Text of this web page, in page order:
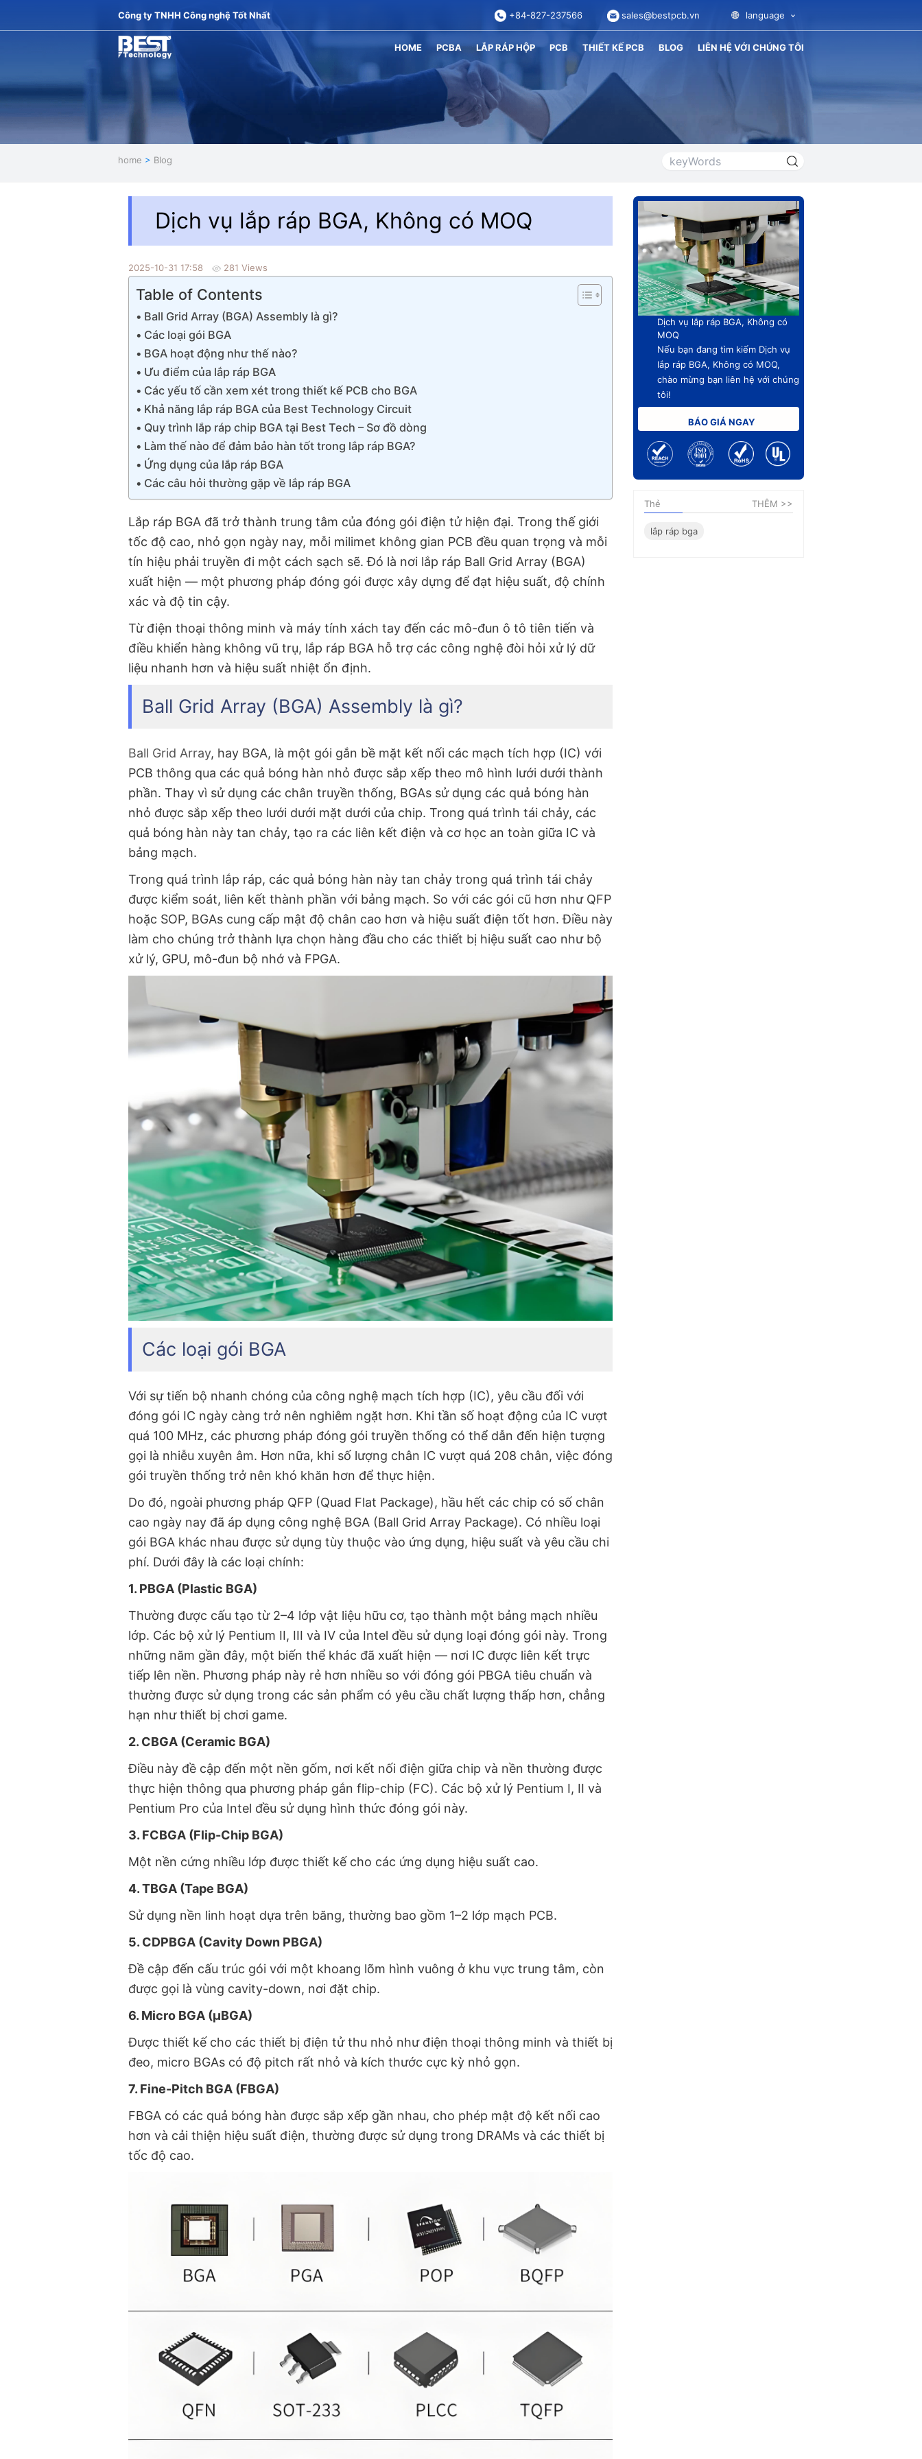
Công ty TNHH Công nghệ Tốt Nhất +84-827-237566 sales@bestpcb.vn language
HOME PCBA LẮP RÁP HỘP PCB THIẾT KẾ PCB BLOG LIÊN HỆ VỚI CHÚNG TÔI
home > Blog
Dịch vụ lắp ráp BGA, Không có MOQ
2025-10-31 17:58 281 Views
Table of Contents
Ball Grid Array (BGA) Assembly là gì?
Các loại gói BGA
BGA hoạt động như thế nào?
Ưu điểm của lắp ráp BGA
Các yếu tố cần xem xét trong thiết kế PCB cho BGA
Khả năng lắp ráp BGA của Best Technology Circuit
Quy trình lắp ráp chip BGA tại Best Tech – Sơ đồ dòng
Làm thế nào để đảm bảo hàn tốt trong lắp ráp BGA?
Ứng dụng của lắp ráp BGA
Các câu hỏi thường gặp về lắp ráp BGA
Lắp ráp BGA đã trở thành trung tâm của đóng gói điện tử hiện đại. Trong thế giới
tốc độ cao, nhỏ gọn ngày nay, mỗi milimet không gian PCB đều quan trọng và mỗi
tín hiệu phải truyền đi một cách sạch sẽ. Đó là nơi lắp ráp Ball Grid Array (BGA)
xuất hiện — một phương pháp đóng gói được xây dựng để đạt hiệu suất, độ chính
xác và độ tin cậy.
Từ điện thoại thông minh và máy tính xách tay đến các mô-đun ô tô tiên tiến và
điều khiển hàng không vũ trụ, lắp ráp BGA hỗ trợ các công nghệ đòi hỏi xử lý dữ
liệu nhanh hơn và hiệu suất nhiệt ổn định.
Ball Grid Array (BGA) Assembly là gì?
Ball Grid Array, hay BGA, là một gói gắn bề mặt kết nối các mạch tích hợp (IC) với
PCB thông qua các quả bóng hàn nhỏ được sắp xếp theo mô hình lưới dưới thành
phần. Thay vì sử dụng các chân truyền thống, BGAs sử dụng các quả bóng hàn
nhỏ được sắp xếp theo lưới dưới mặt dưới của chip. Trong quá trình tái chảy, các
quả bóng hàn này tan chảy, tạo ra các liên kết điện và cơ học an toàn giữa IC và
bảng mạch.
Trong quá trình lắp ráp, các quả bóng hàn này tan chảy trong quá trình tái chảy
được kiểm soát, liên kết thành phần với bảng mạch. So với các gói cũ hơn như QFP
hoặc SOP, BGAs cung cấp mật độ chân cao hơn và hiệu suất điện tốt hơn. Điều này
làm cho chúng trở thành lựa chọn hàng đầu cho các thiết bị hiệu suất cao như bộ
xử lý, GPU, mô-đun bộ nhớ và FPGA.
Các loại gói BGA
Với sự tiến bộ nhanh chóng của công nghệ mạch tích hợp (IC), yêu cầu đối với
đóng gói IC ngày càng trở nên nghiêm ngặt hơn. Khi tần số hoạt động của IC vượt
quá 100 MHz, các phương pháp đóng gói truyền thống có thể dẫn đến hiện tượng
gọi là nhiễu xuyên âm. Hơn nữa, khi số lượng chân IC vượt quá 208 chân, việc đóng
gói truyền thống trở nên khó khăn hơn để thực hiện.
Do đó, ngoài phương pháp QFP (Quad Flat Package), hầu hết các chip có số chân
cao ngày nay đã áp dụng công nghệ BGA (Ball Grid Array Package). Có nhiều loại
gói BGA khác nhau được sử dụng tùy thuộc vào ứng dụng, hiệu suất và yêu cầu chi
phí. Dưới đây là các loại chính:
1. PBGA (Plastic BGA)
Thường được cấu tạo từ 2–4 lớp vật liệu hữu cơ, tạo thành một bảng mạch nhiều
lớp. Các bộ xử lý Pentium II, III và IV của Intel đều sử dụng loại đóng gói này. Trong
những năm gần đây, một biến thể khác đã xuất hiện — nơi IC được liên kết trực
tiếp lên nền. Phương pháp này rẻ hơn nhiều so với đóng gói PBGA tiêu chuẩn và
thường được sử dụng trong các sản phẩm có yêu cầu chất lượng thấp hơn, chẳng
hạn như thiết bị chơi game.
2. CBGA (Ceramic BGA)
Điều này đề cập đến một nền gốm, nơi kết nối điện giữa chip và nền thường được
thực hiện thông qua phương pháp gắn flip-chip (FC). Các bộ xử lý Pentium I, II và
Pentium Pro của Intel đều sử dụng hình thức đóng gói này.
3. FCBGA (Flip-Chip BGA)
Một nền cứng nhiều lớp được thiết kế cho các ứng dụng hiệu suất cao.
4. TBGA (Tape BGA)
Sử dụng nền linh hoạt dựa trên băng, thường bao gồm 1–2 lớp mạch PCB.
5. CDPBGA (Cavity Down PBGA)
Đề cập đến cấu trúc gói với một khoang lõm hình vuông ở khu vực trung tâm, còn
được gọi là vùng cavity-down, nơi đặt chip.
6. Micro BGA (μBGA)
Được thiết kế cho các thiết bị điện tử thu nhỏ như điện thoại thông minh và thiết bị
đeo, micro BGAs có độ pitch rất nhỏ và kích thước cực kỳ nhỏ gọn.
7. Fine-Pitch BGA (FBGA)
FBGA có các quả bóng hàn được sắp xếp gần nhau, cho phép mật độ kết nối cao
hơn và cải thiện hiệu suất điện, thường được sử dụng trong DRAMs và các thiết bị
tốc độ cao.
Dịch vụ lắp ráp BGA, Không có
MOQ
Nếu bạn đang tìm kiếm Dịch vụ
lắp ráp BGA, Không có MOQ,
chào mừng bạn liên hệ với chúng
tôi!
BÁO GIÁ NGAY
Thẻ THÊM >>
lắp ráp bga